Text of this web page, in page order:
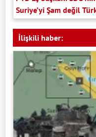
Suriye’yi Şam değil
İlişkili haber: